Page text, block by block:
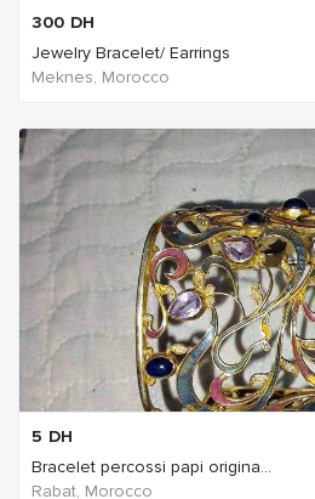
300 DH
Jewelry Bracelet/ Earrings
Meknes, Morocco
5 DH
Bracelet percossi papi origina...
Rabat, Morocco